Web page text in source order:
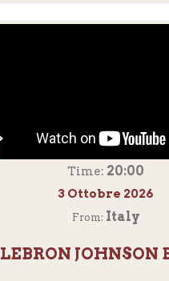
Time: 20:00
3 Ottobre 2026
From: Italy
LEBRON JOHNSON